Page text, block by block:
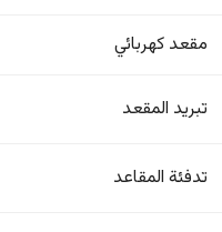
مقعد كهربائي
تبريد المقعد
تدفئة المقاعد